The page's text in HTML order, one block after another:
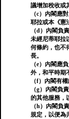
議增加稅收或
（c）內閣應
耶拉或本《憲
（d）內閣負
未經尼蒂耶拉
何條約，也不
長。
（e）內閣應
外，和平時期
（f）內閣有
（g）內閣負
的其他服務，
（h）內閣負
規定，以便為